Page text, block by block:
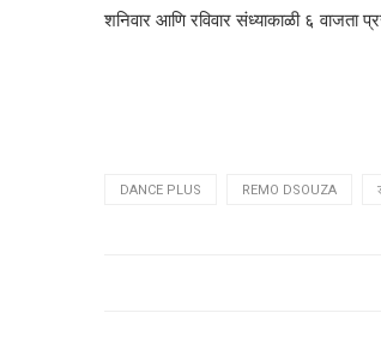
शनिवार आणि रविवार संध्याकाळी ६ वाजता
DANCE PLUS REMO DSOUZA